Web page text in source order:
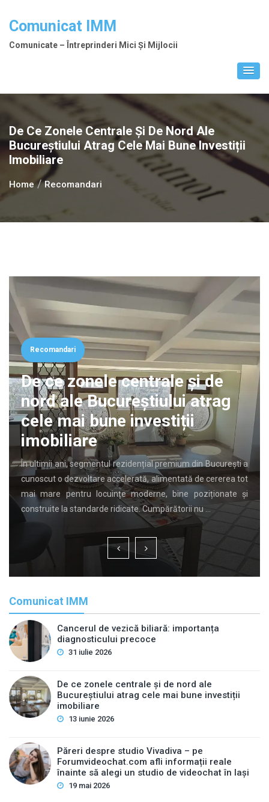
Comunicat IMM
Comunicate – Întreprinderi Mici Și Mijlocii
De Ce Zonele Centrale Și De Nord Ale
Bucureștiului Atrag Cele Mai Bune Investiții
Imobiliare
Home Recomandari
Recomandari
De ce zonele centrale și de
nord ale Bucureștiului atrag
cele mai bune investiții
imobiliare
În ultimii ani, segmentul rezidențial premium din București a
cunoscut o dezvoltare accelerată, alimentată de cererea tot
mai mare pentru locuințe moderne, bine poziționate și
construite la standarde ridicate. Cumpărătorii nu …
Comunicat IMM
Cancerul de vezică biliară: importanța
diagnosticului precoce
31 iulie 2026
De ce zonele centrale și de nord ale
Bucureștiului atrag cele mai bune investiții
imobiliare
13 iunie 2026
Păreri despre studio Vivadiva – pe
Forumvideochat.com afli informații reale
înainte să alegi un studio de videochat în Iași
19 mai 2026